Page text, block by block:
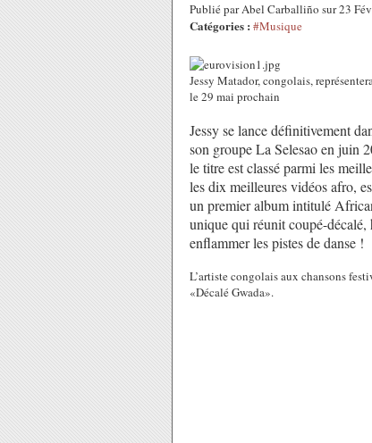
Publié par Abel Carballiño sur 23
Catégories : #Musique
Jessy Matador, congolais,
le 29 mai prochain
Jessy se lance définitivement
son groupe La Selesao en juin
le titre est classé parmi les
les dix meilleures vidéos afro,
un premier album intitulé
unique qui réunit coupé-décalé,
enflammer les pistes de danse !
L’artiste congolais aux chansons
«Décalé Gwada».